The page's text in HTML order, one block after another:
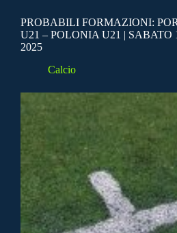
PROBABILI FORMAZIONI:
U21 – POLONIA U21 | SABATO
2025
Calcio